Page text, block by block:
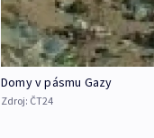
Domy v pásmu Gazy
Zdroj: ČT24